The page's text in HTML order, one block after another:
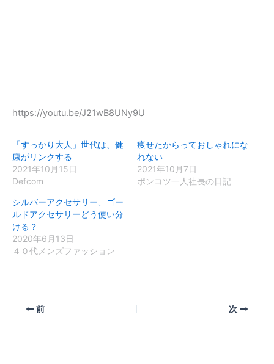
https://youtu.be/J21wB8UNy9U
「すっかり大人」世代は、健
康がリンクする
2021年10月15日
Defcom
痩せたからっておしゃれにな
れない
2021年10月7日
ポンコツ一人社長の日記
シルバーアクセサリー、ゴー
ルドアクセサリーどう使い分
ける？
2020年6月13日
４０代メンズファッション
前 次